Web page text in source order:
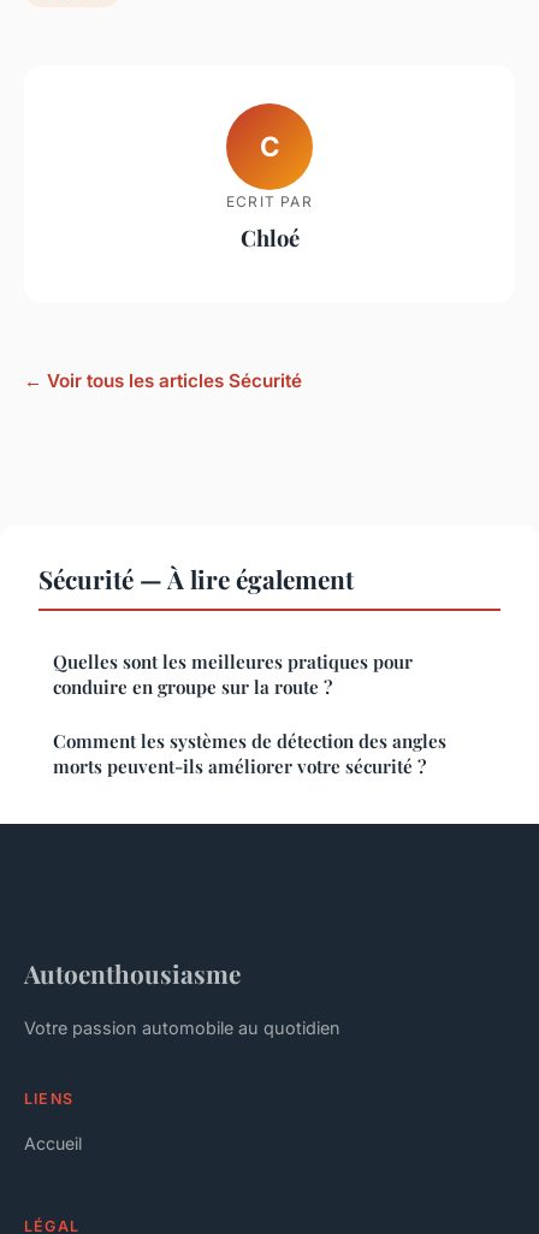
C
ECRIT PAR
Chloé
← Voir tous les articles Sécurité
Sécurité — À lire également
Quelles sont les meilleures pratiques pour
conduire en groupe sur la route ?
Comment les systèmes de détection des angles
morts peuvent-ils améliorer votre sécurité ?
Autoenthousiasme
Votre passion automobile au quotidien
LIENS
Accueil
LÉGAL